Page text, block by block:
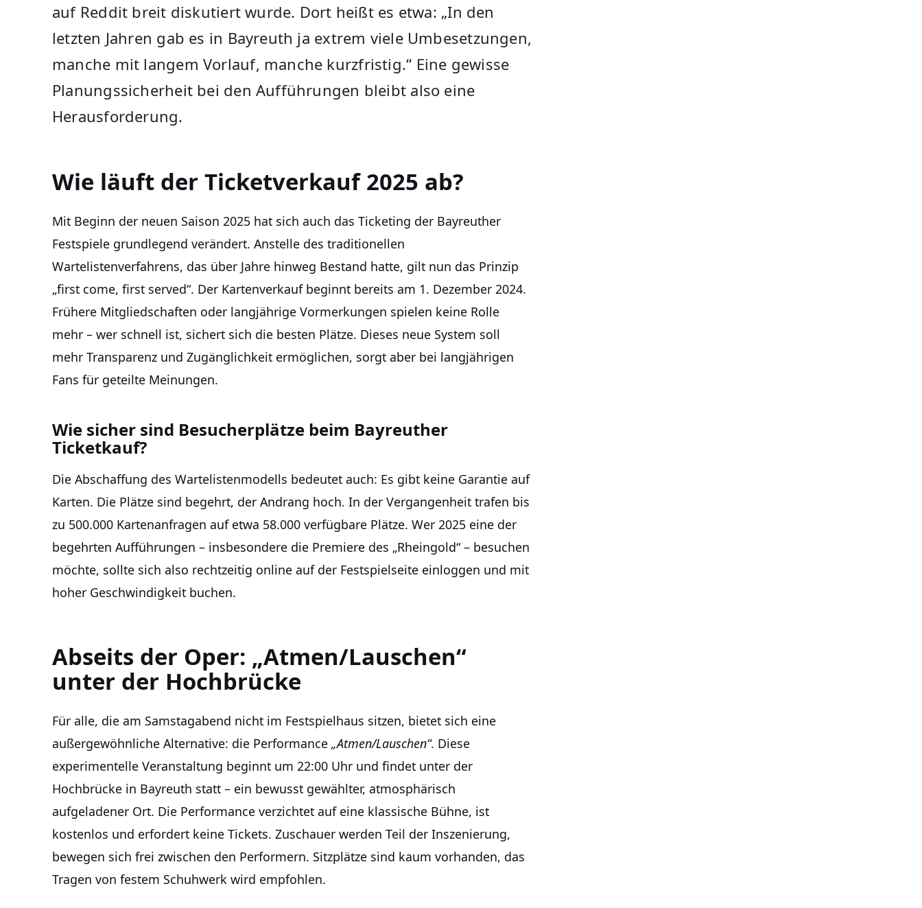
auf Reddit breit diskutiert wurde. Dort heißt es etwa: „In den
letzten Jahren gab es in Bayreuth ja extrem viele Umbesetzungen,
manche mit langem Vorlauf, manche kurzfristig.“ Eine gewisse
Planungssicherheit bei den Aufführungen bleibt also eine
Herausforderung.
Wie läuft der Ticketverkauf 2025 ab?
Mit Beginn der neuen Saison 2025 hat sich auch das Ticketing der Bayreuther
Festspiele grundlegend verändert. Anstelle des traditionellen
Wartelistenverfahrens, das über Jahre hinweg Bestand hatte, gilt nun das Prinzip
„first come, first served“. Der Kartenverkauf beginnt bereits am 1. Dezember 2024.
Frühere Mitgliedschaften oder langjährige Vormerkungen spielen keine Rolle
mehr – wer schnell ist, sichert sich die besten Plätze. Dieses neue System soll
mehr Transparenz und Zugänglichkeit ermöglichen, sorgt aber bei langjährigen
Fans für geteilte Meinungen.
Wie sicher sind Besucherplätze beim Bayreuther
Ticketkauf?
Die Abschaffung des Wartelistenmodells bedeutet auch: Es gibt keine Garantie auf
Karten. Die Plätze sind begehrt, der Andrang hoch. In der Vergangenheit trafen bis
zu 500.000 Kartenanfragen auf etwa 58.000 verfügbare Plätze. Wer 2025 eine der
begehrten Aufführungen – insbesondere die Premiere des „Rheingold“ – besuchen
möchte, sollte sich also rechtzeitig online auf der Festspielseite einloggen und mit
hoher Geschwindigkeit buchen.
Abseits der Oper: „Atmen/Lauschen“
unter der Hochbrücke
Für alle, die am Samstagabend nicht im Festspielhaus sitzen, bietet sich eine
außergewöhnliche Alternative: die Performance „Atmen/Lauschen“. Diese
experimentelle Veranstaltung beginnt um 22:00 Uhr und findet unter der
Hochbrücke in Bayreuth statt – ein bewusst gewählter, atmosphärisch
aufgeladener Ort. Die Performance verzichtet auf eine klassische Bühne, ist
kostenlos und erfordert keine Tickets. Zuschauer werden Teil der Inszenierung,
bewegen sich frei zwischen den Performern. Sitzplätze sind kaum vorhanden, das
Tragen von festem Schuhwerk wird empfohlen.